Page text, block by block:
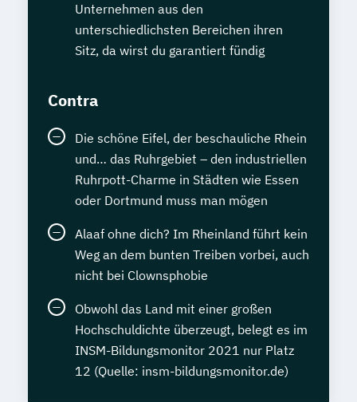
Unternehmen aus den
unterschiedlichsten Bereichen ihren
Sitz, da wirst du garantiert fündig
Contra
Die schöne Eifel, der beschauliche Rhein
und… das Ruhrgebiet – den industriellen
Ruhrpott-Charme in Städten wie Essen
oder Dortmund muss man mögen
Alaaf ohne dich? Im Rheinland führt kein
Weg an dem bunten Treiben vorbei, auch
nicht bei Clownsphobie
Obwohl das Land mit einer großen
Hochschuldichte überzeugt, belegt es im
INSM-Bildungsmonitor 2021 nur Platz
12 (Quelle: insm-bildungsmonitor.de)